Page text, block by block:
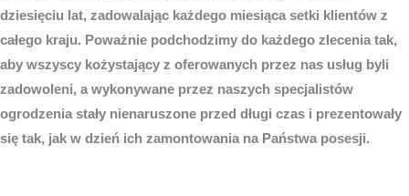
dziesięciu lat, zadowalając każdego miesiąca setki klientów z
całego kraju. Poważnie podchodzimy do każdego zlecenia tak,
aby wszyscy kożystający z oferowanych przez nas usług byli
zadowoleni, a wykonywane przez naszych specjalistów
ogrodzenia stały nienaruszone przed długi czas i prezentowały
się tak, jak w dzień ich zamontowania na Państwa posesji.